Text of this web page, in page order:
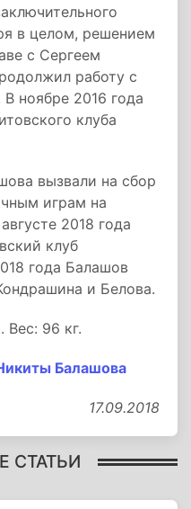
в целом, решением
с Сергеем
работу с
ноябре 2016 года
клуба
вызвали на сбор
играм на
2018 года
клуб
года Балашов
и Белова.
Вес: 96 кг.
Балашова
17.09.2018
СТАТЬИ